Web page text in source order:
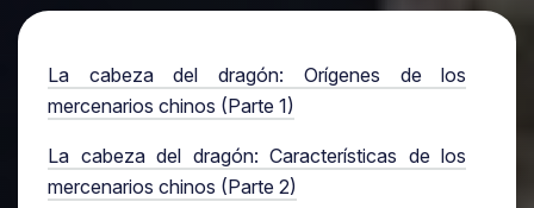
La cabeza del dragón: Orígenes de los
mercenarios chinos (Parte 1)
La cabeza del dragón: Características de los
mercenarios chinos (Parte 2)